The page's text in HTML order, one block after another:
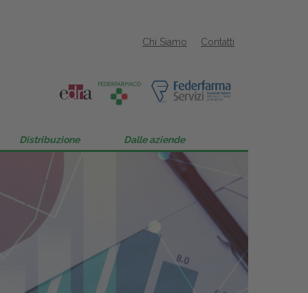
Contatti
Chi Siamo
Distribuzione Dalle aziende